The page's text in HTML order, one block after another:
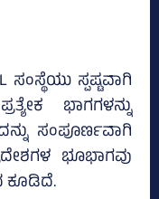
ಸಂಸ್ಥೆಯು ಸ್ಪಷ್ಟವಾಗಿ
ಭಾಗಗಳನ್ನು
ಸಂಪೂರ್ಣವಾಗಿ
ಭೂಭಾಗವು
ಕೂಡಿದೆ.